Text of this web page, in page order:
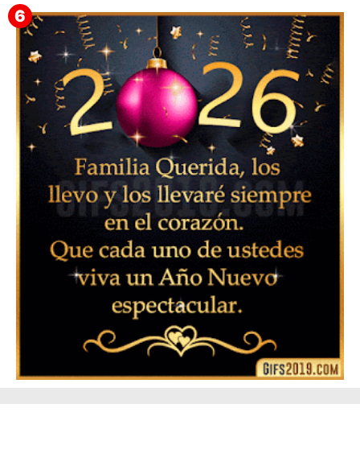
Feliz Año Nuevo Alma